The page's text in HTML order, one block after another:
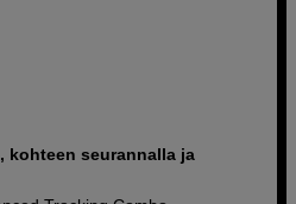
kohteen seurannalla ja